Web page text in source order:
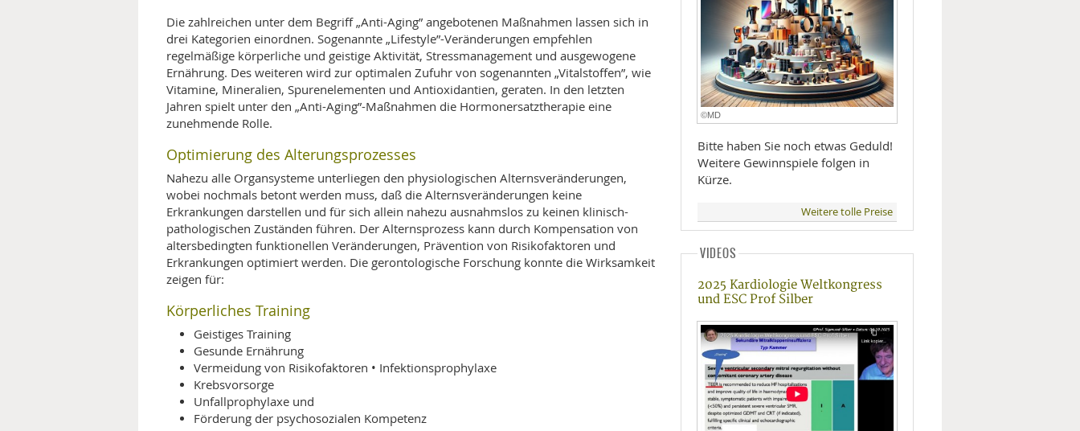
Die zahlreichen unter dem Begriff „Anti-Aging” angebotenen Maßnahmen lassen sich in
drei Kategorien einordnen. Sogenannte „Lifestyle”-Veränderungen empfehlen
regelmäßige körperliche und geistige Aktivität, Stressmanagement und ausgewogene
Ernährung. Des weiteren wird zur optimalen Zufuhr von sogenannten „Vitalstoffen”, wie
Vitamine, Mineralien, Spurenelementen und Antioxidantien, geraten. In den letzten
Jahren spielt unter den „Anti-Aging”-Maßnahmen die Hormonersatztherapie eine
zunehmende Rolle.
Optimierung des Alterungsprozesses
Nahezu alle Organsysteme unterliegen den physiologischen Alternsveränderungen,
wobei nochmals betont werden muss, daß die Alternsveränderungen keine
Erkrankungen darstellen und für sich allein nahezu ausnahmslos zu keinen klinisch-
pathologischen Zuständen führen. Der Alternsprozess kann durch Kompensation von
altersbedingten funktionellen Veränderungen, Prävention von Risikofaktoren und
Erkrankungen optimiert werden. Die gerontologische Forschung konnte die Wirksamkeit
zeigen für:
Körperliches Training
Geistiges Training
Gesunde Ernährung
Vermeidung von Risikofaktoren • Infektionsprophylaxe
Krebsvorsorge
Unfallprophylaxe und
Förderung der psychosozialen Kompetenz
©MD
Bitte haben Sie noch etwas Geduld!
Weitere Gewinnspiele folgen in
Kürze.
Weitere tolle Preise
VIDEOS
2025 Kardiologie Weltkongress
und ESC Prof Silber